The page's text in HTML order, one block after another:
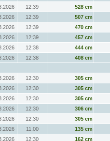
12:39 528 cm
12:39 507 cm
12:39 470 cm
12:39 457 cm
12:38 444 cm
12:38 408 cm
12:30 305 cm
12:30 305 cm
12:30 305 cm
12:30 306 cm
12:30 305 cm
11:00
135 cm
12:30 162 cm